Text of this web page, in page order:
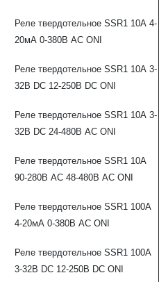
Реле твердотельное SSR1 10А 4-
20мА 0-380В AC ONI
Реле твердотельное SSR1 10А 3-
32В DC 12-250В DC ONI
Реле твердотельное SSR1 10А 3-
32В DC 24-480В AC ONI
Реле твердотельное SSR1 10А
90-280В AC 48-480В AC ONI
Реле твердотельное SSR1 100А
4-20мА 0-380В AC ONI
Реле твердотельное SSR1 100А
3-32В DC 12-250В DC ONI